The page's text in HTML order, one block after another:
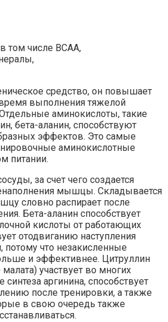
том числе BCAA,
средство, он повышает
выполнения тяжелой
аминокислоты, такие
бета-аланин, способствуют
эффектов. Это самые
аминокислотные
питании.
за счет чего создается
мышцы. Складывается
словно распирает после
Бета-аланин способствует
кислоты от работающих
отодвиганию наступления
потому что незакисленные
и эффективнее. Цитруллин
участвует во многих
синтеза аргинина, способствует
после тренировки, а также
в свою очередь также